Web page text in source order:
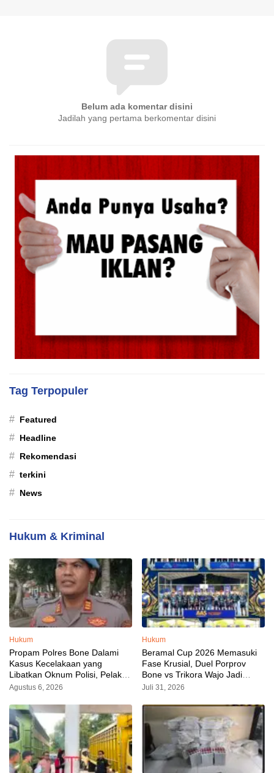
Belum ada komentar disini
Jadilah yang pertama berkomentar disini
Tag Terpopuler
# Featured
# Headline
# Rekomendasi
# terkini
# News
Hukum & Kriminal
Hukum
Propam Polres Bone Dalami
Kasus Kecelakaan yang
Libatkan Oknum Polisi, Pelaku
Sudah Diamankan
Agustus 6, 2026
Hukum
Beramal Cup 2026 Memasuki
Fase Krusial, Duel Porprov
Bone vs Trikora Wajo Jadi
Sorotan Malam Ini
Juli 31, 2026